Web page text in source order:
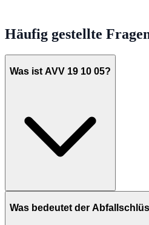
Häufig gestellte
Was ist AVV 19 10 05?
Was bedeutet der